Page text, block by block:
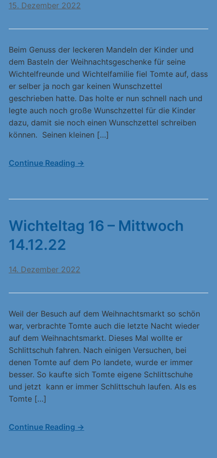
15. Dezember 2022
Beim Genuss der leckeren Mandeln der Kinder und
dem Basteln der Weihnachtsgeschenke für seine
Wichtelfreunde und Wichtelfamilie fiel Tomte auf, dass
er selber ja noch gar keinen Wunschzettel
geschrieben hatte. Das holte er nun schnell nach und
legte auch noch große Wunschzettel für die Kinder
dazu, damit sie noch einen Wunschzettel schreiben
können. Seinen kleinen […]
Continue Reading →
Wichteltag 16 – Mittwoch
14.12.22
14. Dezember 2022
Weil der Besuch auf dem Weihnachtsmarkt so schön
war, verbrachte Tomte auch die letzte Nacht wieder
auf dem Weihnachtsmarkt. Dieses Mal wollte er
Schlittschuh fahren. Nach einigen Versuchen, bei
denen Tomte auf dem Po landete, wurde er immer
besser. So kaufte sich Tomte eigene Schlittschuhe
und jetzt kann er immer Schlittschuh laufen. Als es
Tomte […]
Continue Reading →